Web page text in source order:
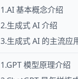
1.AI 基本概念介绍
2.生成式 AI 介绍
3.生成式 AI 的主流应
1.GPT 模型原理介绍